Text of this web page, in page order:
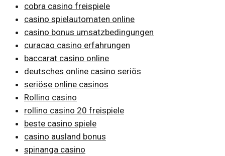
cobra casino freispiele
casino spielautomaten online
casino bonus umsatzbedingungen
curacao casino erfahrungen
baccarat casino online
deutsches online casino seriös
seriöse online casinos
Rollino casino
rollino casino 20 freispiele
beste casino spiele
casino ausland bonus
spinanga casino